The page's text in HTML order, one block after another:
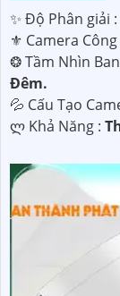
✨ Độ Phân giải :
⚜️ Camera
❂ Tầm Nhìn
Ðêm.
💦 Cấu Tạo
️ლ Khả Năng :